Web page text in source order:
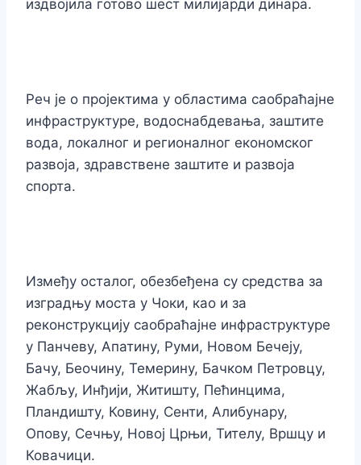
издвојила готово шест милијарди динара.
Реч је о пројектима у областима саобраћајне
инфраструктуре, водоснабдевања, заштите
вода, локалног и регионалног економског
развоја, здравствене заштите и развоја
спорта.
Између осталог, обезбеђена су средства за
изградњу моста у Чоки, као и за
реконструкцију саобраћајне инфраструктуре
у Панчеву, Апатину, Руми, Новом Бечеју,
Бачу, Беочину, Темерину, Бачком Петровцу,
Жабљу, Инђији, Житишту, Пећинцима,
Пландишту, Ковину, Сенти, Алибунару,
Опову, Сечњу, Новој Црњи, Тителу, Вршцу и
Ковачици.